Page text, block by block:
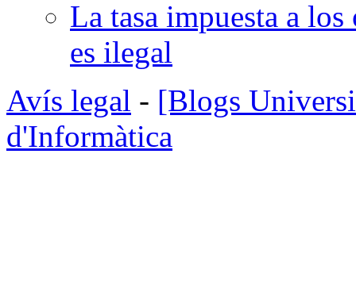
La tasa impuesta a
es ilegal
Avís legal - [Blogs
d'Informàtica